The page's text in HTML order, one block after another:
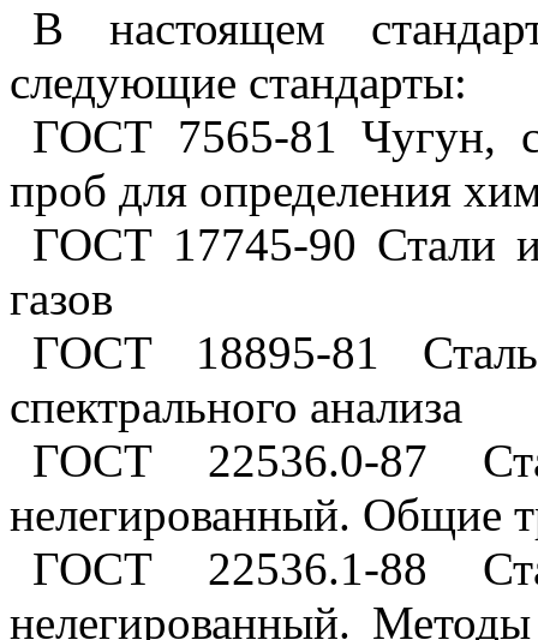
В настоящем
следующие стандарты:
ГОСТ 7565-81 Чугун,
проб для определения
ГОСТ 17745-90 Стали
газов
ГОСТ 18895-81
спектрального анализа
ГОСТ 22536.0-87
нелегированный. Общие
ГОСТ 22536.1-88
нелегированный.